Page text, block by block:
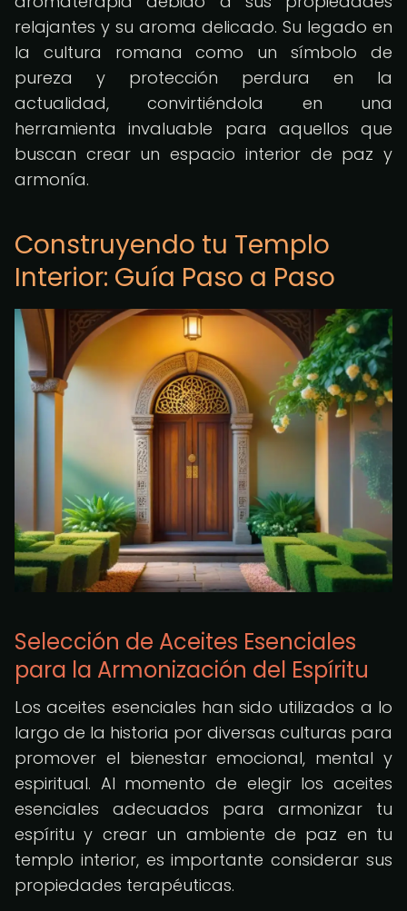
relajantes y su aroma delicado. Su legado en
la cultura romana como un símbolo de
pureza y protección perdura en la
actualidad, convirtiéndola en una
herramienta invaluable para aquellos que
buscan crear un espacio interior de paz y
armonía.
Construyendo tu Templo
Interior: Guía Paso a Paso
Selección de Aceites Esenciales
para la Armonización del Espíritu
Los aceites esenciales han sido utilizados a lo
largo de la historia por diversas culturas para
promover el bienestar emocional, mental y
espiritual. Al momento de elegir los aceites
esenciales adecuados para armonizar tu
espíritu y crear un ambiente de paz en tu
templo interior, es importante considerar sus
propiedades terapéuticas.